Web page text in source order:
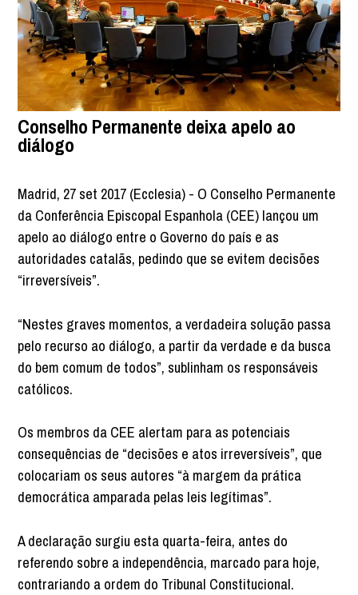
Conselho Permanente deixa apelo ao
diálogo
Madrid, 27 set 2017 (Ecclesia) - O Conselho Permanente
da Conferência Episcopal Espanhola (CEE) lançou um
apelo ao diálogo entre o Governo do país e as
autoridades catalãs, pedindo que se evitem decisões
“irreversíveis”.
“Nestes graves momentos, a verdadeira solução passa
pelo recurso ao diálogo, a partir da verdade e da busca
do bem comum de todos”, sublinham os responsáveis
católicos.
Os membros da CEE alertam para as potenciais
consequências de “decisões e atos irreversíveis”, que
colocariam os seus autores “à margem da prática
democrática amparada pelas leis legítimas”.
A declaração surgiu esta quarta-feira, antes do
referendo sobre a independência, marcado para hoje,
contrariando a ordem do Tribunal Constitucional.